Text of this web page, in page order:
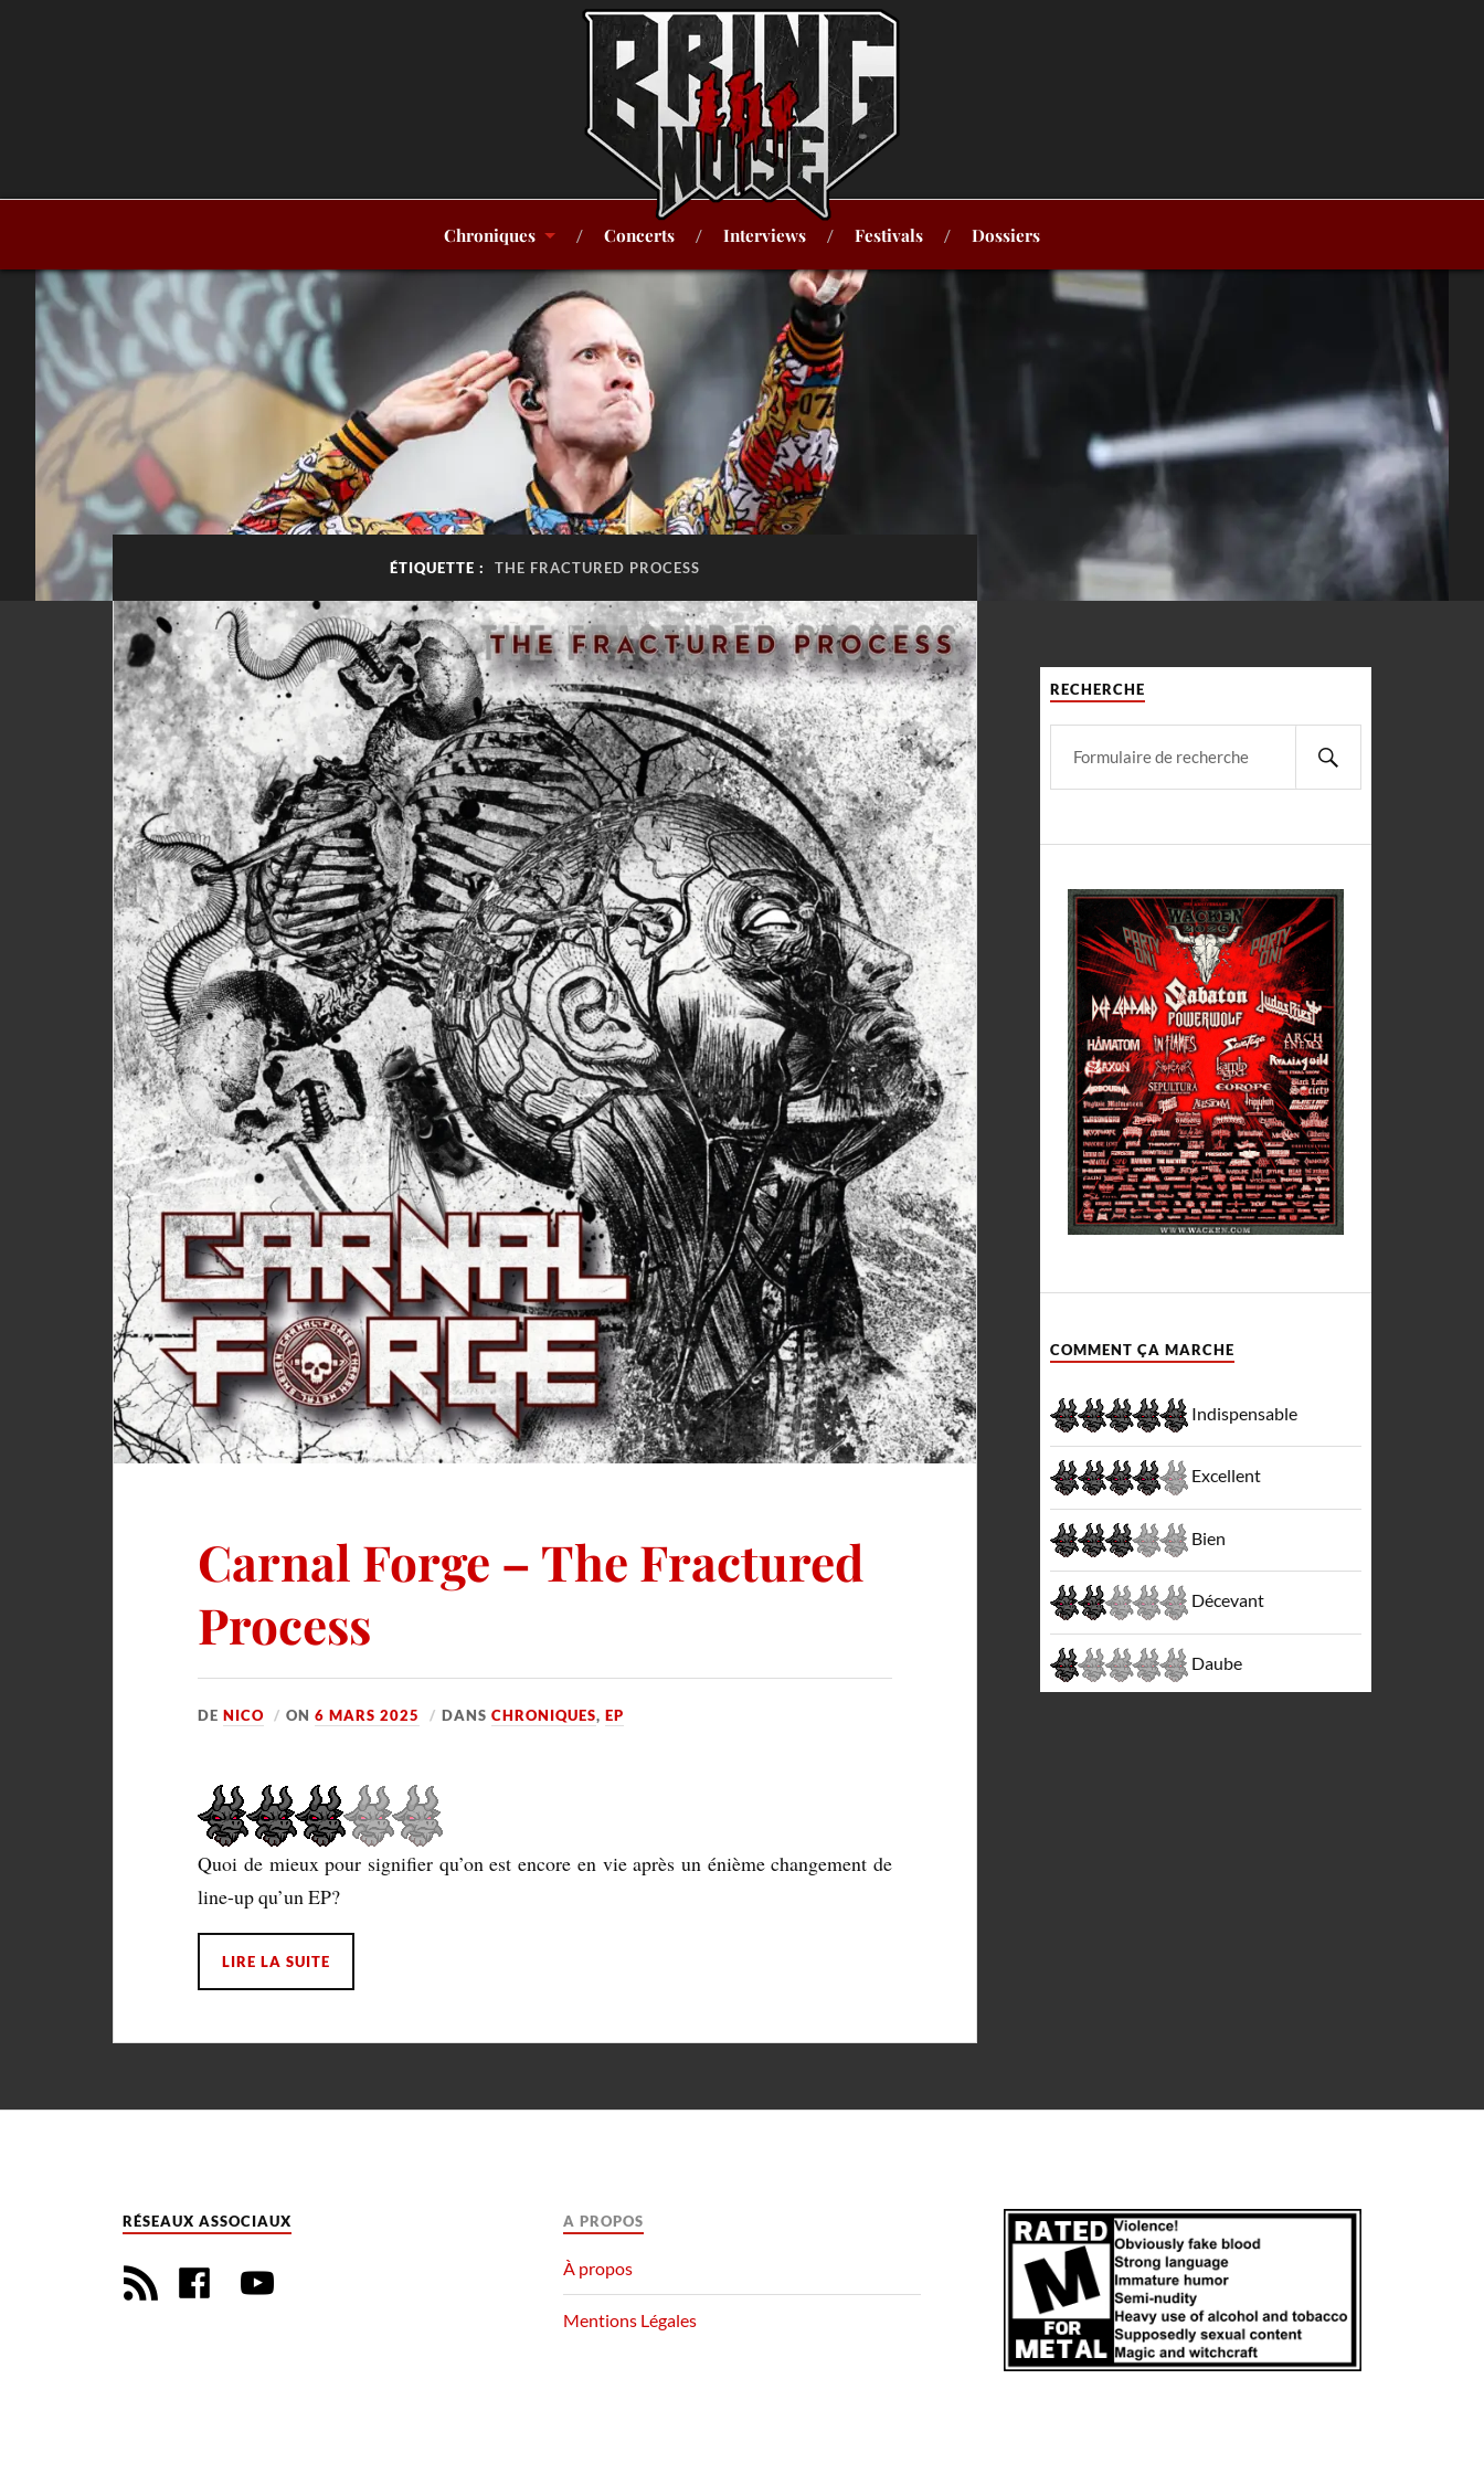
Chroniques Concerts Interviews Festivals Dossiers
ÉTIQUETTE : THE FRACTURED PROCESS
Carnal Forge – The Fractured
Process
DENICO ON6 MARS 2025 DANSCHRONIQUES,EP
Quoi de mieux pour signifier qu’on est encore en vie après un énième changement de
line-up qu’un EP?
LIRE LA SUITE
RECHERCHE
COMMENT ÇA MARCHE
Indispensable
Excellent
Bien
Décevant
Daube
RÉSEAUX ASSOCIAUX A PROPOS
À propos
Mentions Légales